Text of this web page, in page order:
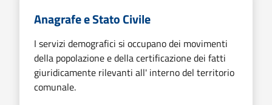
Anagrafe e Stato Civile
I servizi demografici si occupano dei movimenti
della popolazione e della certificazione dei fatti
giuridicamente rilevanti all' interno del territorio
comunale.